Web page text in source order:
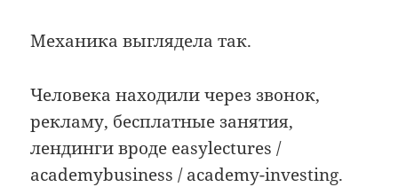
Механика выглядела так.
Человека находили через звонок,
рекламу, бесплатные занятия,
лендинги вроде easylectures /
academybusiness / academy-investing.